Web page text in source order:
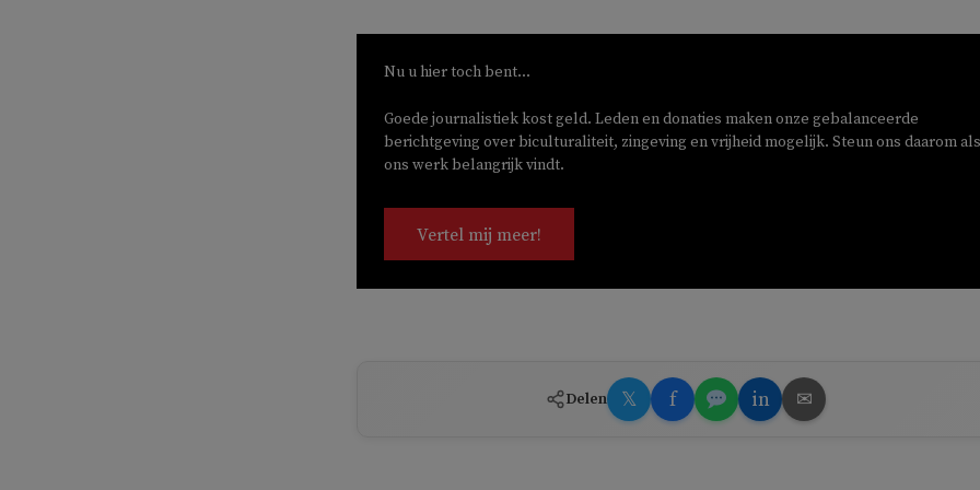
Nu u hier toch bent...
Goede journalistiek kost geld. Leden en donaties maken onze gebalanceerde
berichtgeving over biculturaliteit, zingeving en vrijheid mogelijk. Steun ons daarom
ons werk belangrijk vindt.
Vertel mij meer!
Delen 𝕏 f in ✉